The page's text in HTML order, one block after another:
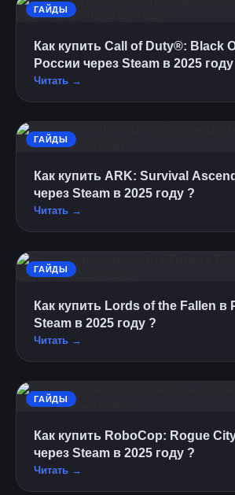
ГАЙДЫ
Как купить Call of Duty®: Black
России через Steam в 2025
Читать →
ГАЙДЫ
Как купить ARK: Survival
через Steam в 2025 году ?
Читать →
ГАЙДЫ
Как купить Lords of the Fallen в России через
Steam в 2025 году ?
Читать →
ГАЙДЫ
Как купить RoboCop: Rogue
через Steam в 2025 году ?
Читать →